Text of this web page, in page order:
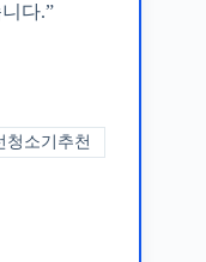
다.”
청소기추천